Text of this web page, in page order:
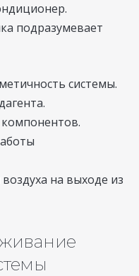
подразумевает
системы.
на выходе из